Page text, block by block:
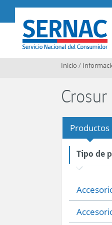
SERNAC
Inicio /
Productos
Tipo de